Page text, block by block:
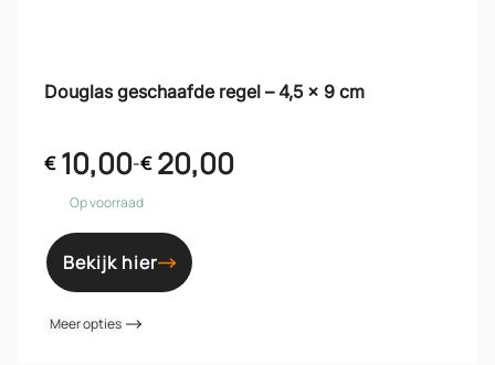
Douglas geschaafde regel – 4,5 x 9 cm
€10,00-€20,00
Op voorraad
Bekijk hier
Meer opties